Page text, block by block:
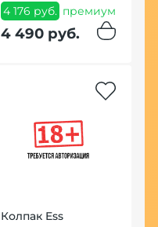
4 176 руб. премиум
4 490 руб.
Колпак Ess